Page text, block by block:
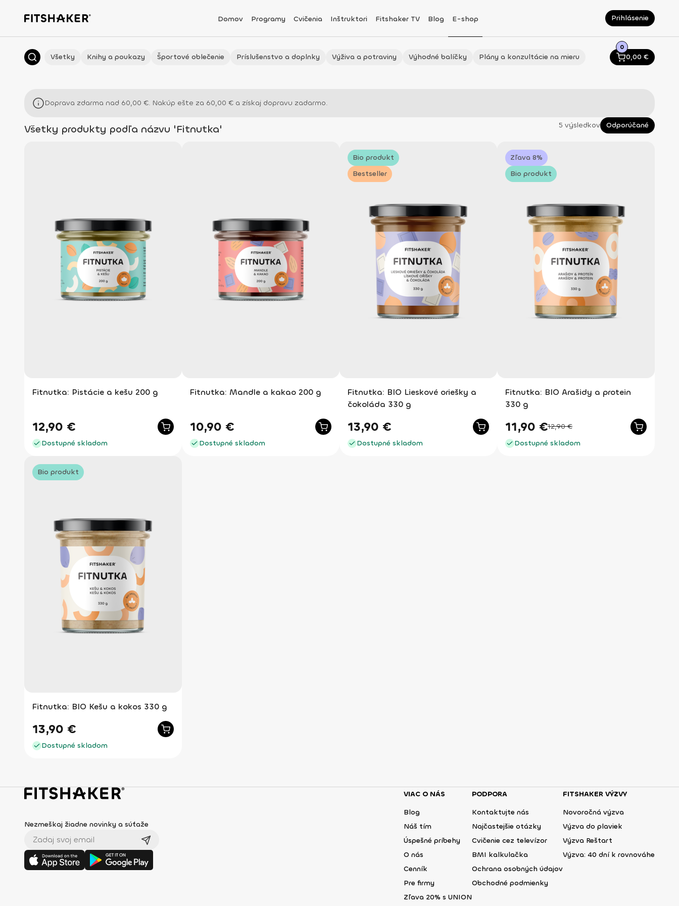
Domov Programy Cvičenia Inštruktori Fitshaker TV Blog E-shop Prihlásenie
Všetky Knihy a poukazy Športové oblečenie Príslušenstvo a doplnky Výživa a potraviny Výhodné balíčky Plány a konzultácie na mieru
0
0,00 €
Doprava zdarma nad 60,00 €. Nakúp ešte za 60,00 € a získaj dopravu zadarmo.
Všetky produkty podľa názvu 'Fitnutka' 5 výsledkov Odporúčané
Fitnutka: Pistácie a kešu 200 g
12,90 €
Dostupné skladom
Fitnutka: Mandle a kakao 200 g
10,90 €
Dostupné skladom
Bio produkt
Bestseller
Fitnutka: BIO Lieskové oriešky a
čokoláda 330 g
13,90 €
Dostupné skladom
Zľava 8%
Bio produkt
Fitnutka: BIO Arašidy a protein
330 g
11,90 €12,90€
Dostupné skladom
Bio produkt
Fitnutka: BIO Kešu a kokos 330 g
13,90 €
Dostupné skladom
Nezmeškaj žiadne novinky a súťaže
VIAC O NÁS
Blog
Náš tím
Úspešné príbehy
O nás
Cenník
Pre firmy
Zľava 20% s UNION
PODPORA
Kontaktujte nás
Najčastejšie otázky
Cvičenie cez televízor
BMI kalkulačka
Ochrana osobných údajov
Obchodné podmienky
FITSHAKER VÝZVY
Novoročná výzva
Výzva do plaviek
Výzva Reštart
Výzva: 40 dní k rovnováhe